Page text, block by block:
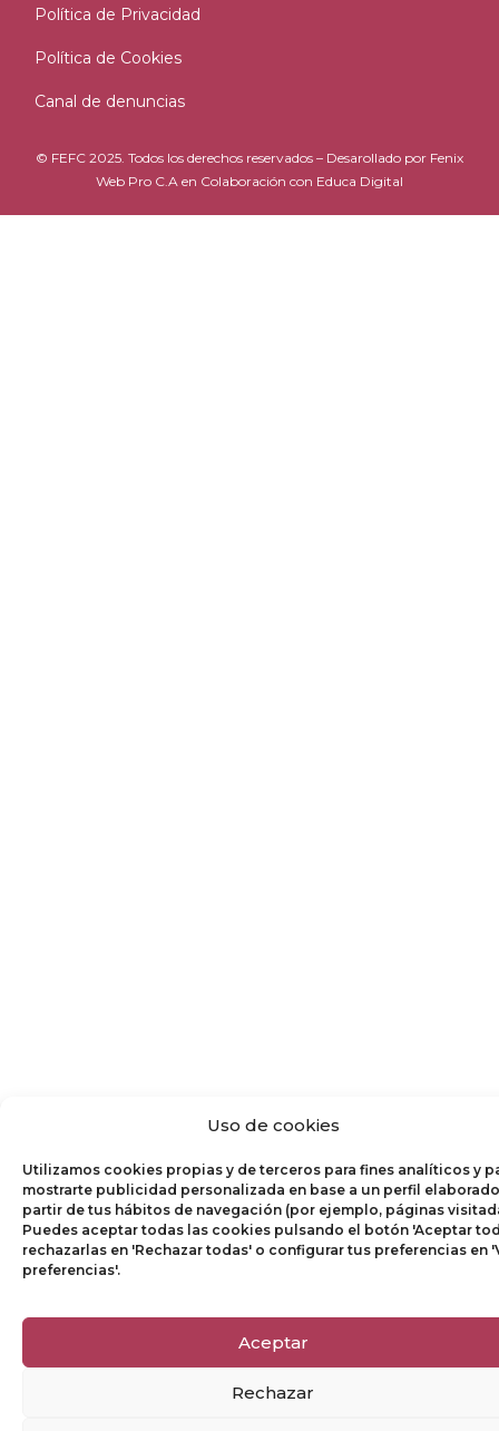
Uso de cookies
Utilizamos cookies propias y de terceros para fines analíticos y
mostrarte publicidad personalizada en base a un perfil
partir de tus hábitos de navegación (por ejemplo, páginas
Puedes aceptar todas las cookies pulsando el botón 'Aceptar
rechazarlas en 'Rechazar todas' o configurar tus preferencias en
preferencias'.
Aceptar
Rechazar
© FEFC 2025. Todos los derechos reservados – Desarollado por Fenix
Web Pro C.A en Colaboración con Educa Digital
Política de Privacidad
Política de Cookies
Canal de denuncias